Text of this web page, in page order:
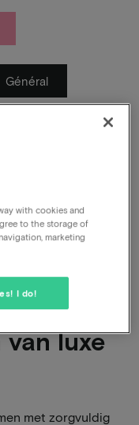
Général
op vragen
over
luxe
met zorgvuldig
with cookies and
to the storage of
marketing
I do!